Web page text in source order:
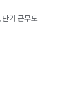
기 근무도